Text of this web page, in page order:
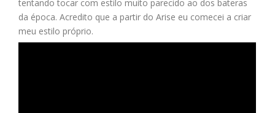
tentando tocar com estilo muito parecido ao dos bateras
da época. Acredito que a partir do Arise eu comecei a criar
meu estilo próprio.